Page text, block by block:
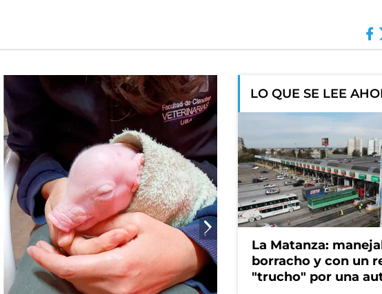
LO QUE SE LEE
La Matanza:
borracho y con un
"trucho" por una